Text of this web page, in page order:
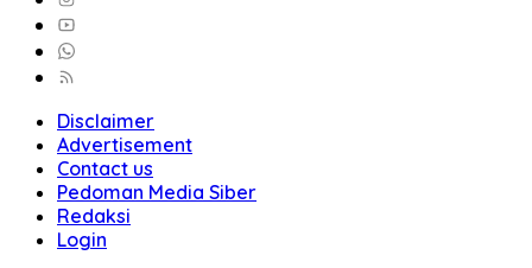
Disclaimer
Advertisement
Contact us
Pedoman Media Siber
Redaksi
Login